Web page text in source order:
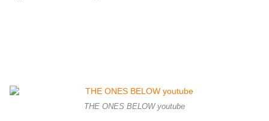
THE ONES BELOW youtube